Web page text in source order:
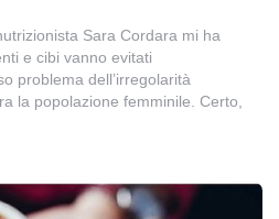
Sara Cordara mi ha
e cibi vanno evitati
problema dell’irregolarità
la popolazione femminile. Certo,